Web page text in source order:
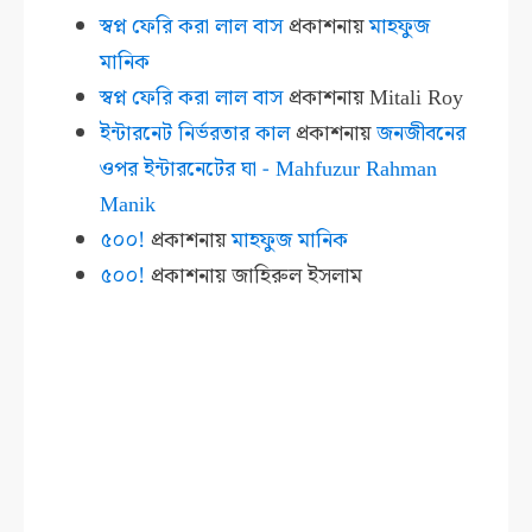
স্বপ্ন ফেরি করা লাল বাসপ্রকাশনায়মাহফুজ
মানিক
স্বপ্ন ফেরি করা লাল বাসপ্রকাশনায়Mitali Roy
ইন্টারনেট নির্ভরতার কালপ্রকাশনায়জনজীবনের
ওপর ইন্টারনেটের ঘা - Mahfuzur Rahman
Manik
৫০০! প্রকাশনায়মাহফুজ মানিক
৫০০! প্রকাশনায়জাহিরুল ইসলাম